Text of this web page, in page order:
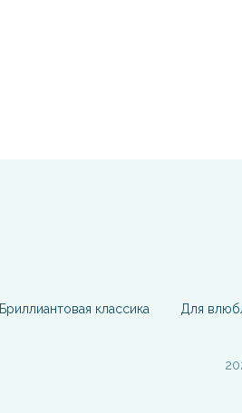
Бриллиантовая классика Для